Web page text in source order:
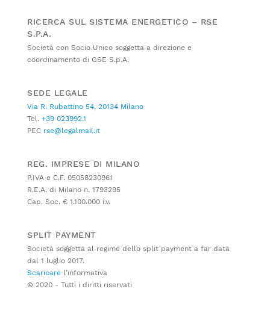
RICERCA SUL SISTEMA ENERGETICO – RSE
S.P.A.
Società con Socio Unico soggetta a direzione e
coordinamento di GSE S.p.A.
SEDE LEGALE
Via R. Rubattino 54, 20134 Milano
Tel. +39 023992.1
PEC rse@legalmail.it
REG. IMPRESE DI MILANO
P.IVA e C.F. 05058230961
R.E.A. di Milano n. 1793295
Cap. Soc. € 1.100.000 i.v.
SPLIT PAYMENT
Società soggetta al regime dello split payment a far data
dal 1 luglio 2017.
Scaricare l’informativa
© 2020 - Tutti i diritti riservati